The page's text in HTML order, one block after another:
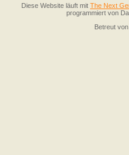
Diese Website läuft mit The Next
programmiert von
Betreut von